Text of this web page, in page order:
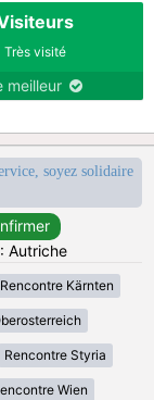
Très visité
meilleur
soyez solidaire
Autriche
Rencontre Kärnten
Rencontre Styria
Wien